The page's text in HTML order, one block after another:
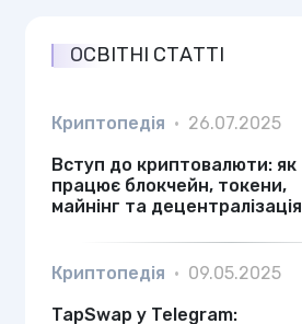
ОСВІТНІ СТАТТІ
Криптопедія • 26.07.2025
Вступ до криптовалюти: як
працює блокчейн, токени,
майнінг та децентралізація
Криптопедія • 09.05.2025
TapSwap у Telegram: